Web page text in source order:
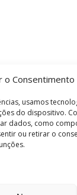
o Consentimento
usamos
do dispositivo.
dados, como
ou retirar o
os direitos